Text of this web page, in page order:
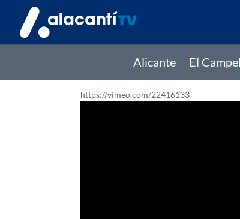
Alicante El
https://vimeo.com/22416133